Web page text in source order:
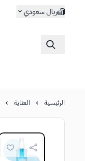
ريال سعودي
الرئيسية العناية